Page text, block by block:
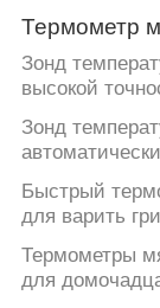
КАРТА
САЙТА
PRIVACY
POLICY
Термометр
Зонд
высокой
Зонд
Быстрый
для варить
Термометры
для